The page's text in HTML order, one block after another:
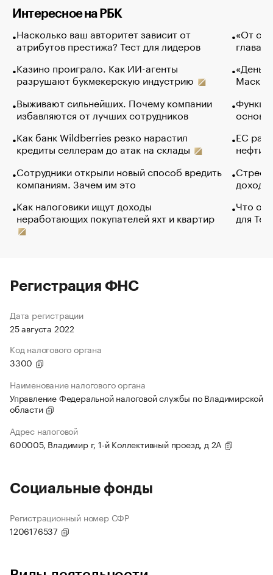
Интересное на РБК
Насколько ваш авторитет зависит от
атрибутов престижа? Тест для лидеров
Казино проиграло. Как ИИ-агенты
разрушают букмекерскую индустрию
Выживают сильнейших. Почему компании
избавляются от лучших сотрудников
Как банк Wildberries резко нарастил
кредиты селлерам до атак на склады
Сотрудники открыли новый способ вредить
компаниям. Зачем им это
Как налоговики ищут доходы
неработающих покупателей яхт и квартир
«От
глава
Маск в
основ
ЕС
нефти
Что
для
Регистрация ФНС
Дата регистрации
25 августа 2022
Код налогового органа
3300
Наименование налогового органа
Управление Федеральной налоговой службы по Владимирской
области
Адрес налоговой
600005, Владимир г, 1-й Коллективный проезд, д 2А
Социальные фонды
Регистрационный номер СФР
1206176537